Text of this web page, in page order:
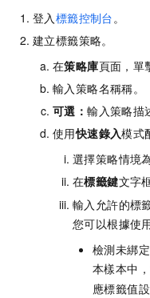
登入標籤控制台。
建立標籤策略。
在策略庫頁面，單
輸入策略名稱稱。
可選：輸入策略描
使用快速錄入模式
選擇策略情境
在標籤鍵文字
輸入允許的標籤
您可以根據使
檢測未綁
本樣本中
應標籤值